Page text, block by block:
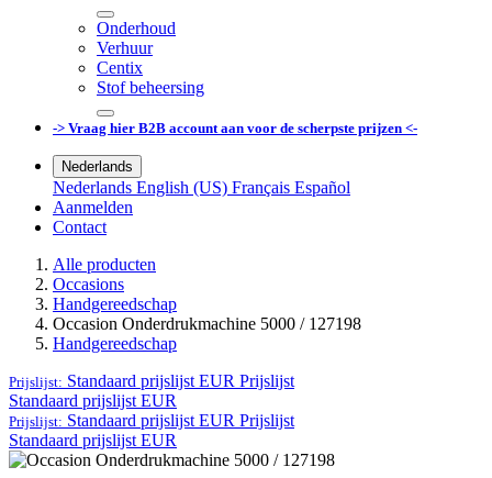
Onderhoud
Verhuur
Centix
Stof beheersing
-> Vraag hier B2B account aan voor de scherpste prijzen <-
Nederlands
Nederlands English (US) Français Español
Aanmelden
Contact
Alle producten
Occasions
Handgereedschap
Occasion Onderdrukmachine 5000 / 127198
Handgereedschap
Prijslijst: Standaard prijslijst EUR Prijslijst
Standaard prijslijst EUR
Prijslijst: Standaard prijslijst EUR Prijslijst
Standaard prijslijst EUR